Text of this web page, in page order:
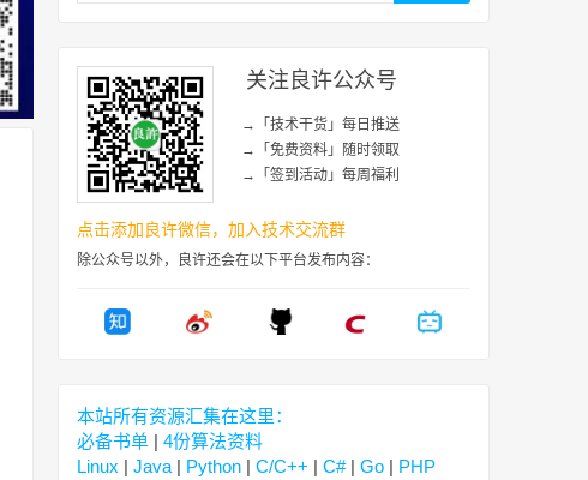
关注良许公众号
→「技术干货」每日推送
→「免费资料」随时领取
→「签到活动」每周福利
点击添加良许微信，加入技术交流群
除公众号以外，良许还会在以下平台发布内容：
本站所有资源汇集在这里：
必备书单 | 4份算法资料
Linux | Java | Python | C/C++ | C#| Go | PHP